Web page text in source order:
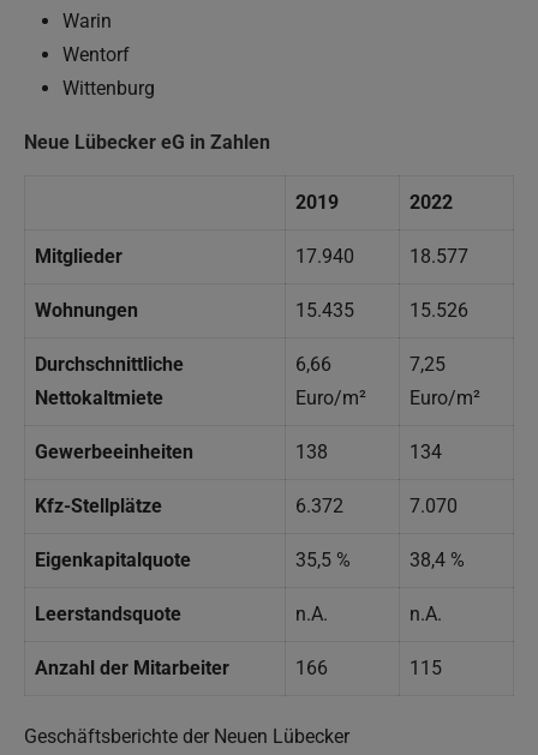
Warin
Wentorf
Wittenburg
Neue Lübecker eG in Zahlen
2019 2022
Mitglieder 17.940 18.577
Wohnungen 15.435 15.526
Durchschnittliche
Nettokaltmiete
6,66
Euro/m²
7,25
Euro/m²
Gewerbeeinheiten 138 134
Kfz-Stellplätze 6.372 7.070
Eigenkapitalquote 35,5 % 38,4 %
Leerstandsquote n.A. n.A.
Anzahl der Mitarbeiter 166 115
Geschäftsberichte der Neuen Lübecker